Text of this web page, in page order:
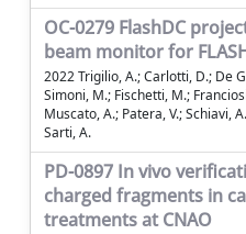
OC-0279 FlashDC
beam monitor for
2022 Trigilio, A.; Carlotti, D.; De
Simoni, M.; Fischetti, M.;
Muscato, A.; Patera, V.; Schiavi,
Sarti, A.
PD-0897 In vivo
charged fragments in
treatments at CNAO